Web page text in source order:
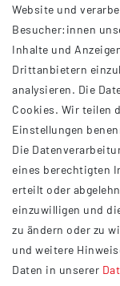
AGB
Impressum
Widerrufsrecht
Barrierefreiheit
Service
Website und
Besucher:innen
Inhalte und
Drittanbietern
analysieren. Die
Cookies. Wir teilen
Einstellungen
Die
eines berechtigten
erteilt oder
einzuwilligen und
zu ändern oder zu
und weitere
Daten in unserer